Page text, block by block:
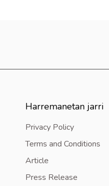
Harremanetan jarri
Privacy Policy
Terms and Conditions
Article
Press Release